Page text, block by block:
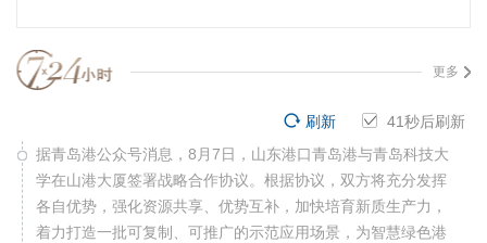
更多
40秒后刷新
刷新
据青岛港公众号消息，8月7日，山东港口青岛港与青岛科技大
学在山港大厦签署战略合作协议。根据协议，双方将充分发挥
各自优势，强化资源共享、优势互补，加快培育新质生产力，
着力打造一批可复制、可推广的示范应用场景，为智慧绿色港